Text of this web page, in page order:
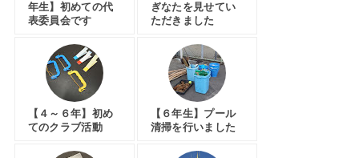
年生】初めての代
表委員会です
ぎなたを見せてい
ただきました
【４～６年】初め
てのクラブ活動
【６年生】プール
清掃を行いました